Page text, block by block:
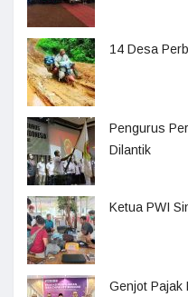
14 Desa
Pengurus
Dilantik
Ketua PWI
Genjot Pajak